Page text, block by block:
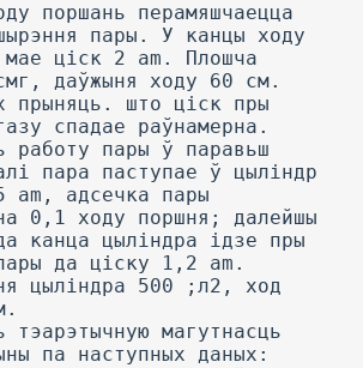
поршань перамяшчаецца
пары. У канцы ходу
мае ціск 2 am. Плошча
даўжыня ходу 60 см.
прыняць. што ціск пры
спадае раўнамерна.
работу пары ў паравьш
пара паступае ў цыліндр
am, адсечка пары
0,1 ходу поршня; далейшы
канца цыліндра ідзе пры
да ціску 1,2 am.
цыліндра 500 ;л2, ход
тэарэтычную магутнасць
па наступных даных: